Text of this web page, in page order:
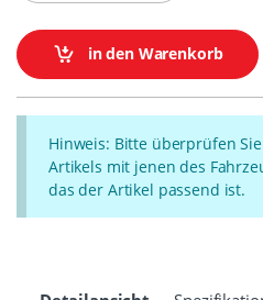
in den Warenkorb
Hinweis: Bitte überprüfen
Artikels mit jenen des
das der Artikel passend ist.